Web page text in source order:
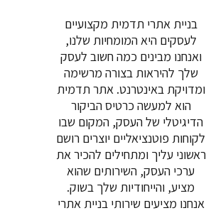
בניית אתרי תדמית מקצועיים
לעסקים היא המומחיות שלנו,
ואנחנו מבינים כמה חשוב לעסק
שלך להיראות בצורה מרשימה
ומדויקת באינטרנט. אתר תדמית
הוא למעשה כרטיס הביקור
הדיגיטלי של העסק, המקום שבו
לקוחות פוטנציאליים יוצרים רושם
ראשוני עליך ומתחילים להכיר את
ערכי העסק, השירותים שהוא
מציע, והייחודיות שלך בשוק.
אנחנו מציעים שירותי בניית אתרי